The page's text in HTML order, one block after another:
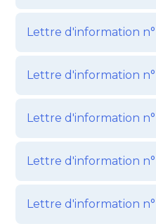
Lettre d'information
Lettre d'information
Lettre d'information
Lettre d'information
Lettre d'information